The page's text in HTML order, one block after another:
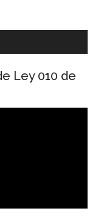
Ley 010 de